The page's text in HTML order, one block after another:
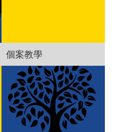
個案教學